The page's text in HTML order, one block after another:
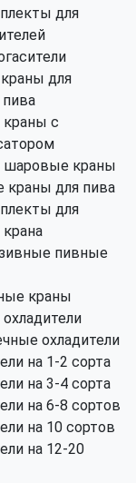
для
для
пива
с
краны
краны для пива
для
пивные
краны
охладители
на 1-2 сорта
на 3-4 сорта
на 6-8 сортов
на 10 сортов
на 12-20